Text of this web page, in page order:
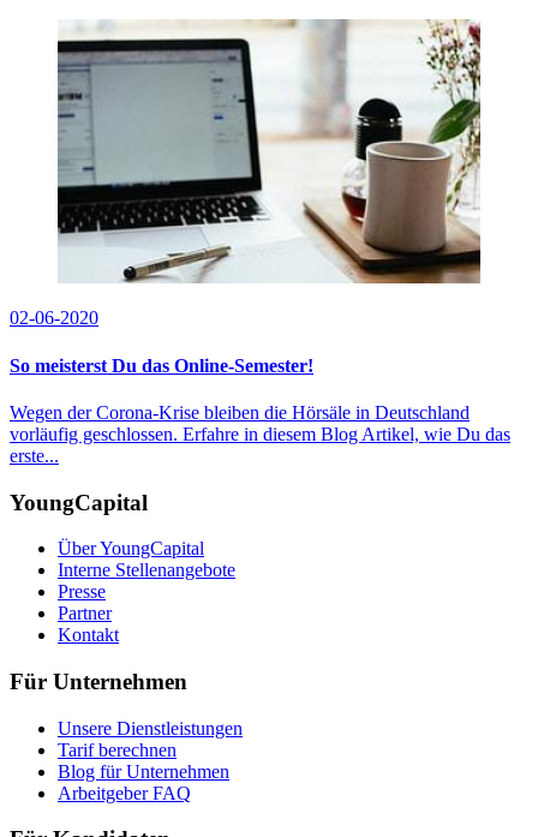
02-06-2020
So meisterst Du das Online-Semester!
Wegen der Corona-Krise bleiben die Hörsäle in Deutschland
vorläufig geschlossen. Erfahre in diesem Blog Artikel, wie Du das
erste...
YoungCapital
Über YoungCapital
Interne Stellenangebote
Presse
Partner
Kontakt
Für Unternehmen
Unsere Dienstleistungen
Tarif berechnen
Blog für Unternehmen
Arbeitgeber FAQ